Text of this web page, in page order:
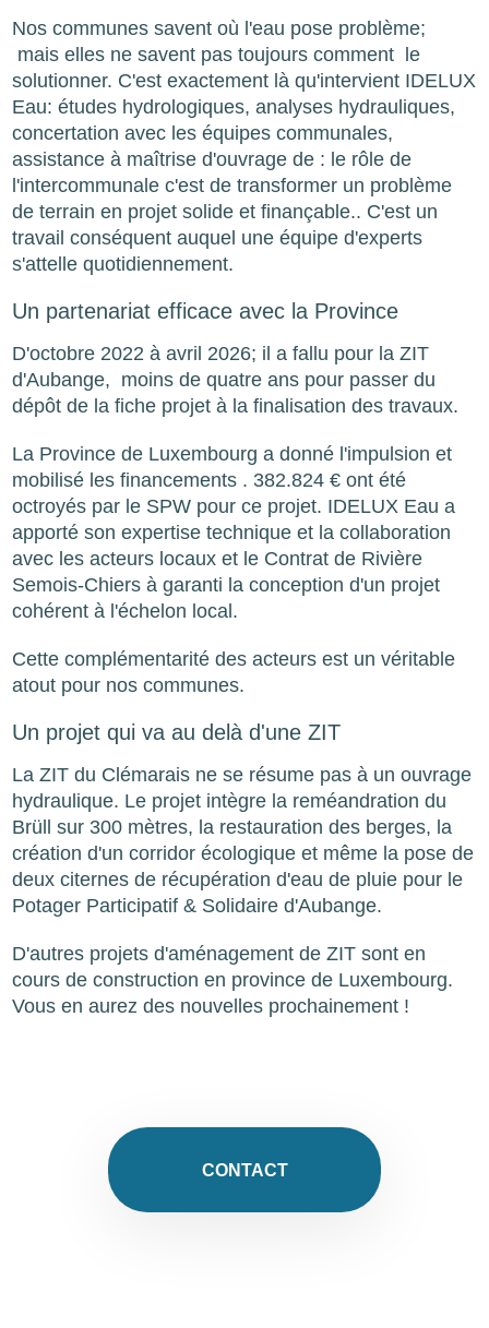
Nos communes savent où l'eau pose problème;
mais elles ne savent pas toujours comment le
solutionner. C'est exactement là qu'intervient IDELUX
Eau: études hydrologiques, analyses hydrauliques,
concertation avec les équipes communales,
assistance à maîtrise d'ouvrage de : le rôle de
l'intercommunale c'est de transformer un problème
de terrain en projet solide et finançable.. C'est un
travail conséquent auquel une équipe d'experts
s'attelle quotidiennement.
Un partenariat efficace avec la Province
D'octobre 2022 à avril 2026; il a fallu pour la ZIT
d'Aubange, moins de quatre ans pour passer du
dépôt de la fiche projet à la finalisation des travaux.
La Province de Luxembourg a donné l'impulsion et
mobilisé les financements . 382.824 € ont été
octroyés par le SPW pour ce projet. IDELUX Eau a
apporté son expertise technique et la collaboration
avec les acteurs locaux et le Contrat de Rivière
Semois-Chiers à garanti la conception d'un projet
cohérent à l'échelon local.
Cette complémentarité des acteurs est un véritable
atout pour nos communes.
Un projet qui va au delà d'une ZIT
La ZIT du Clémarais ne se résume pas à un ouvrage
hydraulique. Le projet intègre la reméandration du
Brüll sur 300 mètres, la restauration des berges, la
création d'un corridor écologique et même la pose de
deux citernes de récupération d'eau de pluie pour le
Potager Participatif & Solidaire d'Aubange.
D'autres projets d'aménagement de ZIT sont en
cours de construction en province de Luxembourg.
Vous en aurez des nouvelles prochainement !
CONTACT